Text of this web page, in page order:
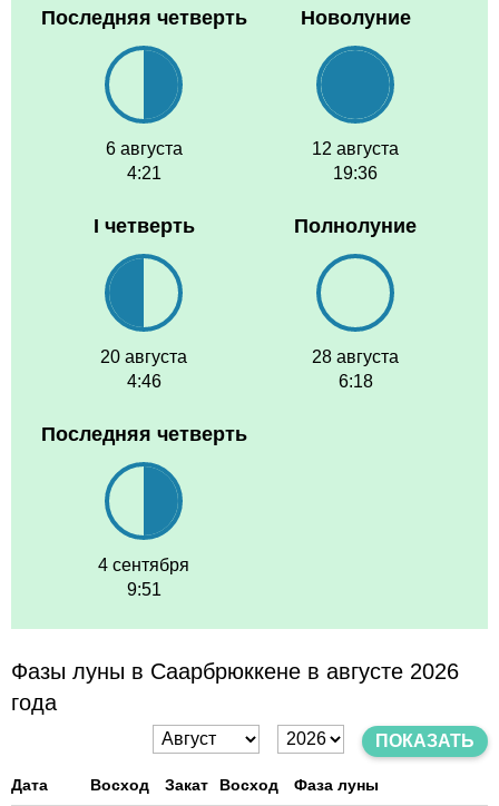
Последняя четверть
6 августа
4:21
Новолуние
12 августа
19:36
I четверть
20 августа
4:46
Полнолуние
28 августа
6:18
Последняя четверть
4 сентября
9:51
Фазы луны в Саарбрюккене в августе 2026
года
ПОКАЗАТЬ
Дата Восход Закат Восход Фаза луны